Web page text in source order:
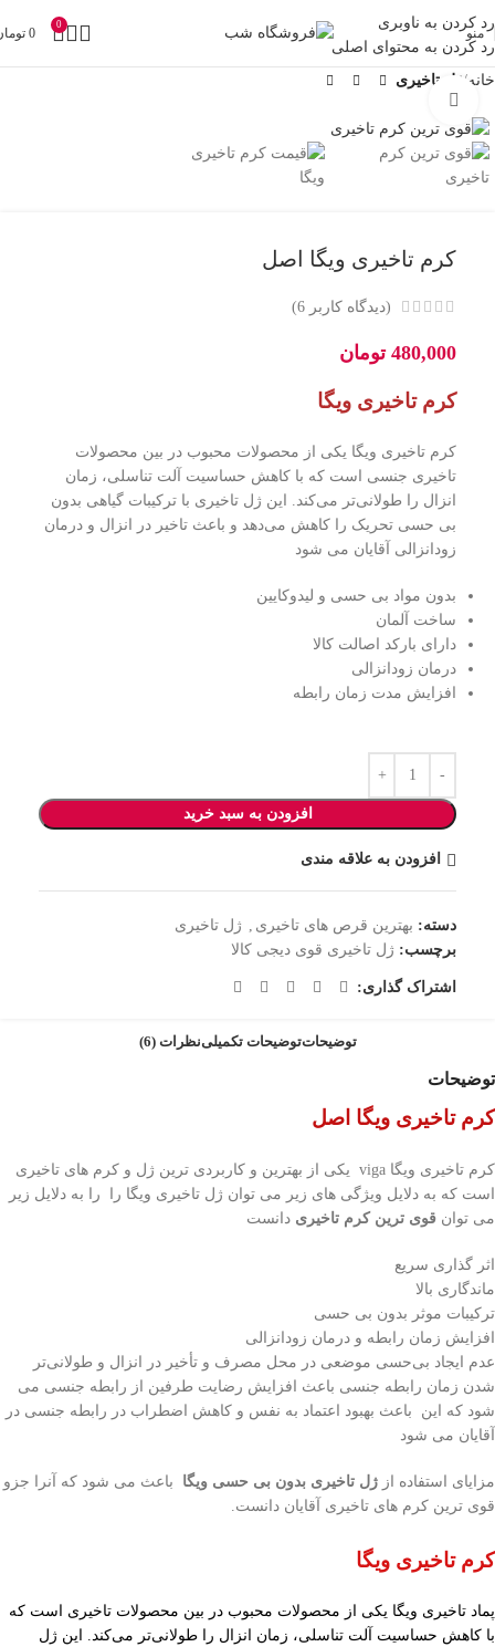
رد کردن به ناوبری
رد کردن به محتوای اصلی
منو
0
0
خانه ژل تاخیری
کرم تاخیری ویگا اصل
(دیدگاه کاربر 6
)
480,000 تومان
کرم تاخیری ویگا
کرم تاخیری ویگا یکی از محصولات محبوب در بین محصولات
تاخیری جنسی است که با کاهش حساسیت آلت تناسلی، زمان
انزال را طولانی‌تر می‌کند. این ژل تاخیری با ترکیبات گیاهی بدون
بی حسی تحریک را کاهش می‌دهد و باعث تاخیر در انزال و درمان
زودانزالی آقایان می شود
بدون مواد بی حسی و لیدوکایین
ساخت آلمان
دارای بارکد اصالت کالا
درمان زودانزالی
افزایش مدت زمان رابطه
افزودن به سبد خرید
افزودن به علاقه مندی
دسته: بهترین قرص های تاخیری
ژل تاخیری
برچسب: ژل تاخیری قوی دیجی کالا
اشتراک گذاری:
توضیحاتتوضیحات تکمیلینظرات (6)
توضیحات
کرم تاخیری ویگا اصل
کرم تاخیری ویگا viga یکی از بهترین و کاربردی ترین ژل و کرم های تاخیری
است که به دلایل ویژگی های زیر می توان ژل تاخیری ویگا را را به دلایل زیر
می توان قوی ترین کرم تاخیری دانست
اثر گذاری سریع
ماندگاری بالا
ترکیبات موثر بدون بی حسی
افزایش زمان رابطه و درمان زودانزالی
عدم ایجاد بی‌حسی موضعی در محل مصرف و تأخیر در انزال و طولانی‌تر
شدن زمان رابطه جنسی باعث افزایش رضایت طرفین از رابطه جنسی می
شود که این باعث بهبود اعتماد به نفس و کاهش اضطراب در رابطه جنسی در
آقایان می شود
مزایای استفاده از ژل تاخیری بدون بی حسی ویگا باعث می شود که آنرا جزو
قوی ترین کرم های تاخیری آقایان دانست.
کرم تاخیری ویگا
پماد تاخیری ویگا یکی از محصولات محبوب در بین محصولات تاخیری است که
با کاهش حساسیت آلت تناسلی، زمان انزال را طولانی‌تر می‌کند. این ژل